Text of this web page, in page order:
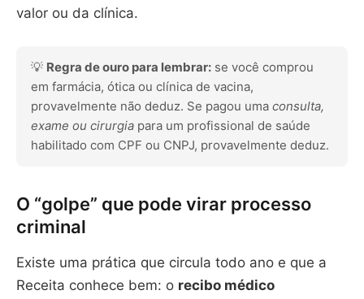
valor ou da clínica.
💡 Regra de ouro para lembrar: se você comprou
em farmácia, ótica ou clínica de vacina,
provavelmente não deduz. Se pagou uma consulta,
exame ou cirurgia para um profissional de saúde
habilitado com CPF ou CNPJ, provavelmente deduz.
O “golpe” que pode virar processo
criminal
Existe uma prática que circula todo ano e que a
Receita conhece bem: o recibo médico